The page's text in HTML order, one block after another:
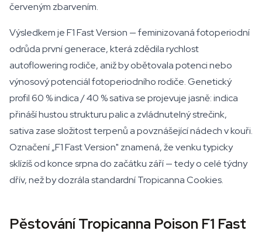
červeným zbarvením.
Výsledkem je F1 Fast Version — feminizovaná fotoperiodní
odrůda první generace, která zdědila rychlost
autoflowering rodiče, aniž by obětovala potenci nebo
výnosový potenciál fotoperiodního rodiče. Genetický
profil 60 % indica / 40 % sativa se projevuje jasně: indica
přináší hustou strukturu palic a zvládnutelný strečink,
sativa zase složitost terpenů a povznášející nádech v kouři.
Označení „F1 Fast Version" znamená, že venku typicky
sklízíš od konce srpna do začátku září — tedy o celé týdny
dřív, než by dozrála standardní Tropicanna Cookies.
Pěstování Tropicanna Poison F1 Fast